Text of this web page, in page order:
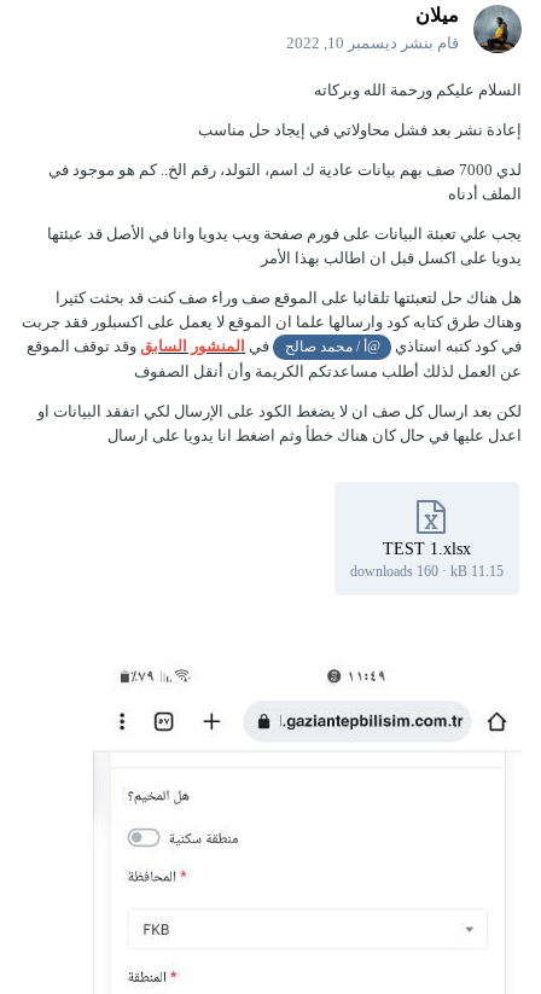
ميلان
قام بنشر ديسمبر 10, 2022
السلام عليكم ورحمة الله وبركاته
إعادة نشر بعد فشل محاولاتي في إيجاد حل مناسب
لدي 7000 صف بهم بيانات عادية ك اسم، التولد، رقم الخ.. كم هو موجود في
الملف أدناه
يجب علي تعبئة البيانات على فورم صفحة ويب يدويا وانا في الأصل قد عبئتها
يدويا على اكسل قبل ان اطالب بهذا الأمر
هل هناك حل لتعبئتها تلقائيا على الموقع صف وراء صف كنت قد بحثت كثيرا
وهناك طرق كتابه كود وارسالها علما ان الموقع لا يعمل على اكسبلور فقد جربت
في كود كتبه استاذي
@أ / محمد صالح فيالمنشور السابقوقد توقف الموقع
عن العمل لذلك أطلب مساعدتكم الكريمة وأن أنقل الصفوف
لكن بعد ارسال كل صف ان لا يضغط الكود على الإرسال لكي اتفقد البيانات او
اعدل عليها في حال كان هناك خطأ وثم اضغط انا يدويا على ارسال
TEST 1.xlsx
11.15 kB
·
160 downloads